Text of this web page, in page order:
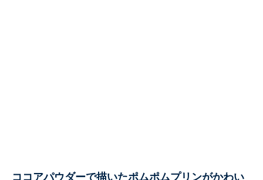
ココアパウダーで描いたポムポムプリンがかわい